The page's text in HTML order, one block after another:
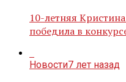
10-летняя
победила в
Новости7 лет назад